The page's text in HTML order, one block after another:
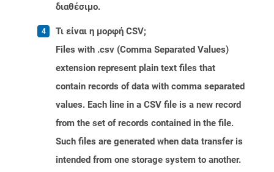
διαθέσιμο.
Τι είναι η μορφή CSV;
Files with .csv (Comma Separated Values)
extension represent plain text files that
contain records of data with comma separated
values. Each line in a CSV file is a new record
from the set of records contained in the file.
Such files are generated when data transfer is
intended from one storage system to another.